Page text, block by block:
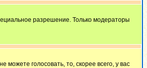
разрешение. Только модераторы
можете голосовать, то, скорее всего, у вас